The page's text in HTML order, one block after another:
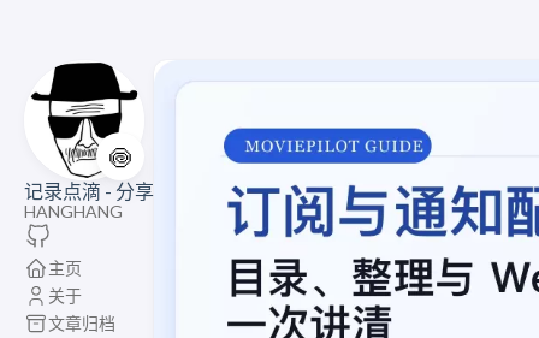
🍥
记录点滴 - 分享
HANGHANG
主页
关于
文章归档